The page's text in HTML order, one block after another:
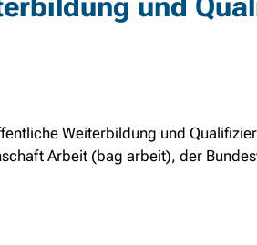
Weiterbildung und
Arbeit (bag arbeit), der